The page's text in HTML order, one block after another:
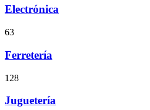
Electrónica
63
Ferretería
128
Juguetería